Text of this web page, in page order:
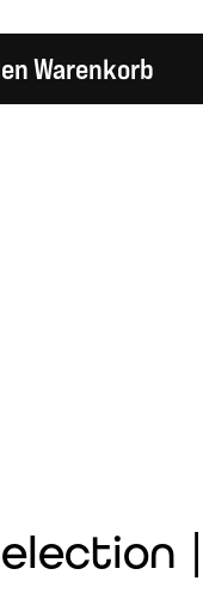
Wert ein oder
Warenkorb